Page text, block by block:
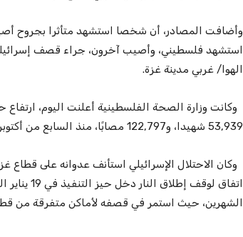
وأضافت المصادر، أن شخصا استشهد متأثرا بجروح
استشهد فلسطيني، وأصيب آخرون، جراء قصف
الهوا/ غربي مدينة غزة.
وكانت وزارة الصحة الفلسطينية أعلنت اليوم،
53,939 شهيدا، و122,797 مصابًا، منذ السابع من أكتوبر للعام 2023.
اتفاق
الشهرين، حيث استمر في قصفه لأماكن متفرقة من